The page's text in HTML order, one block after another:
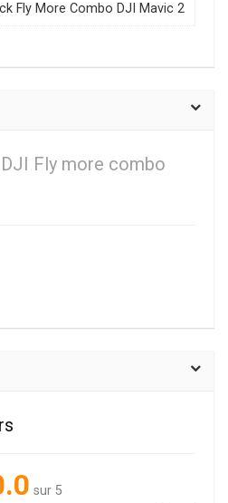
Fly More Combo DJI Mavic 2
Fly more combo
sur 5